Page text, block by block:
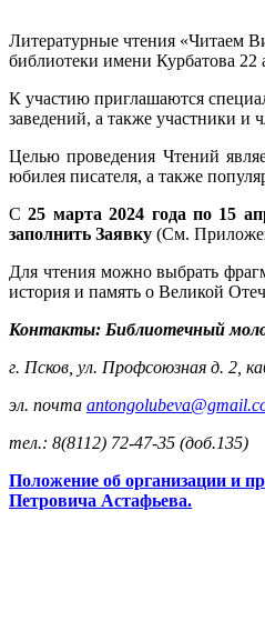
Литературные чтения «Читаем
библиотеки имени Курбатова 22
К участию приглашаются
заведений, а также участники и
Целью проведения Чтений
юбилея писателя, а также
С25 марта 2024 года по 15
заполнить Заявку (См.
Для чтения можно выбрать
история и память о Великой
Контакты: Библиотечный
г. Псков, ул. Профсоюзная д. 2,
эл. почта
тел.: 8(8112) 72-47-35 (доб.135)
Положение об организации
Петровича Астафьева.